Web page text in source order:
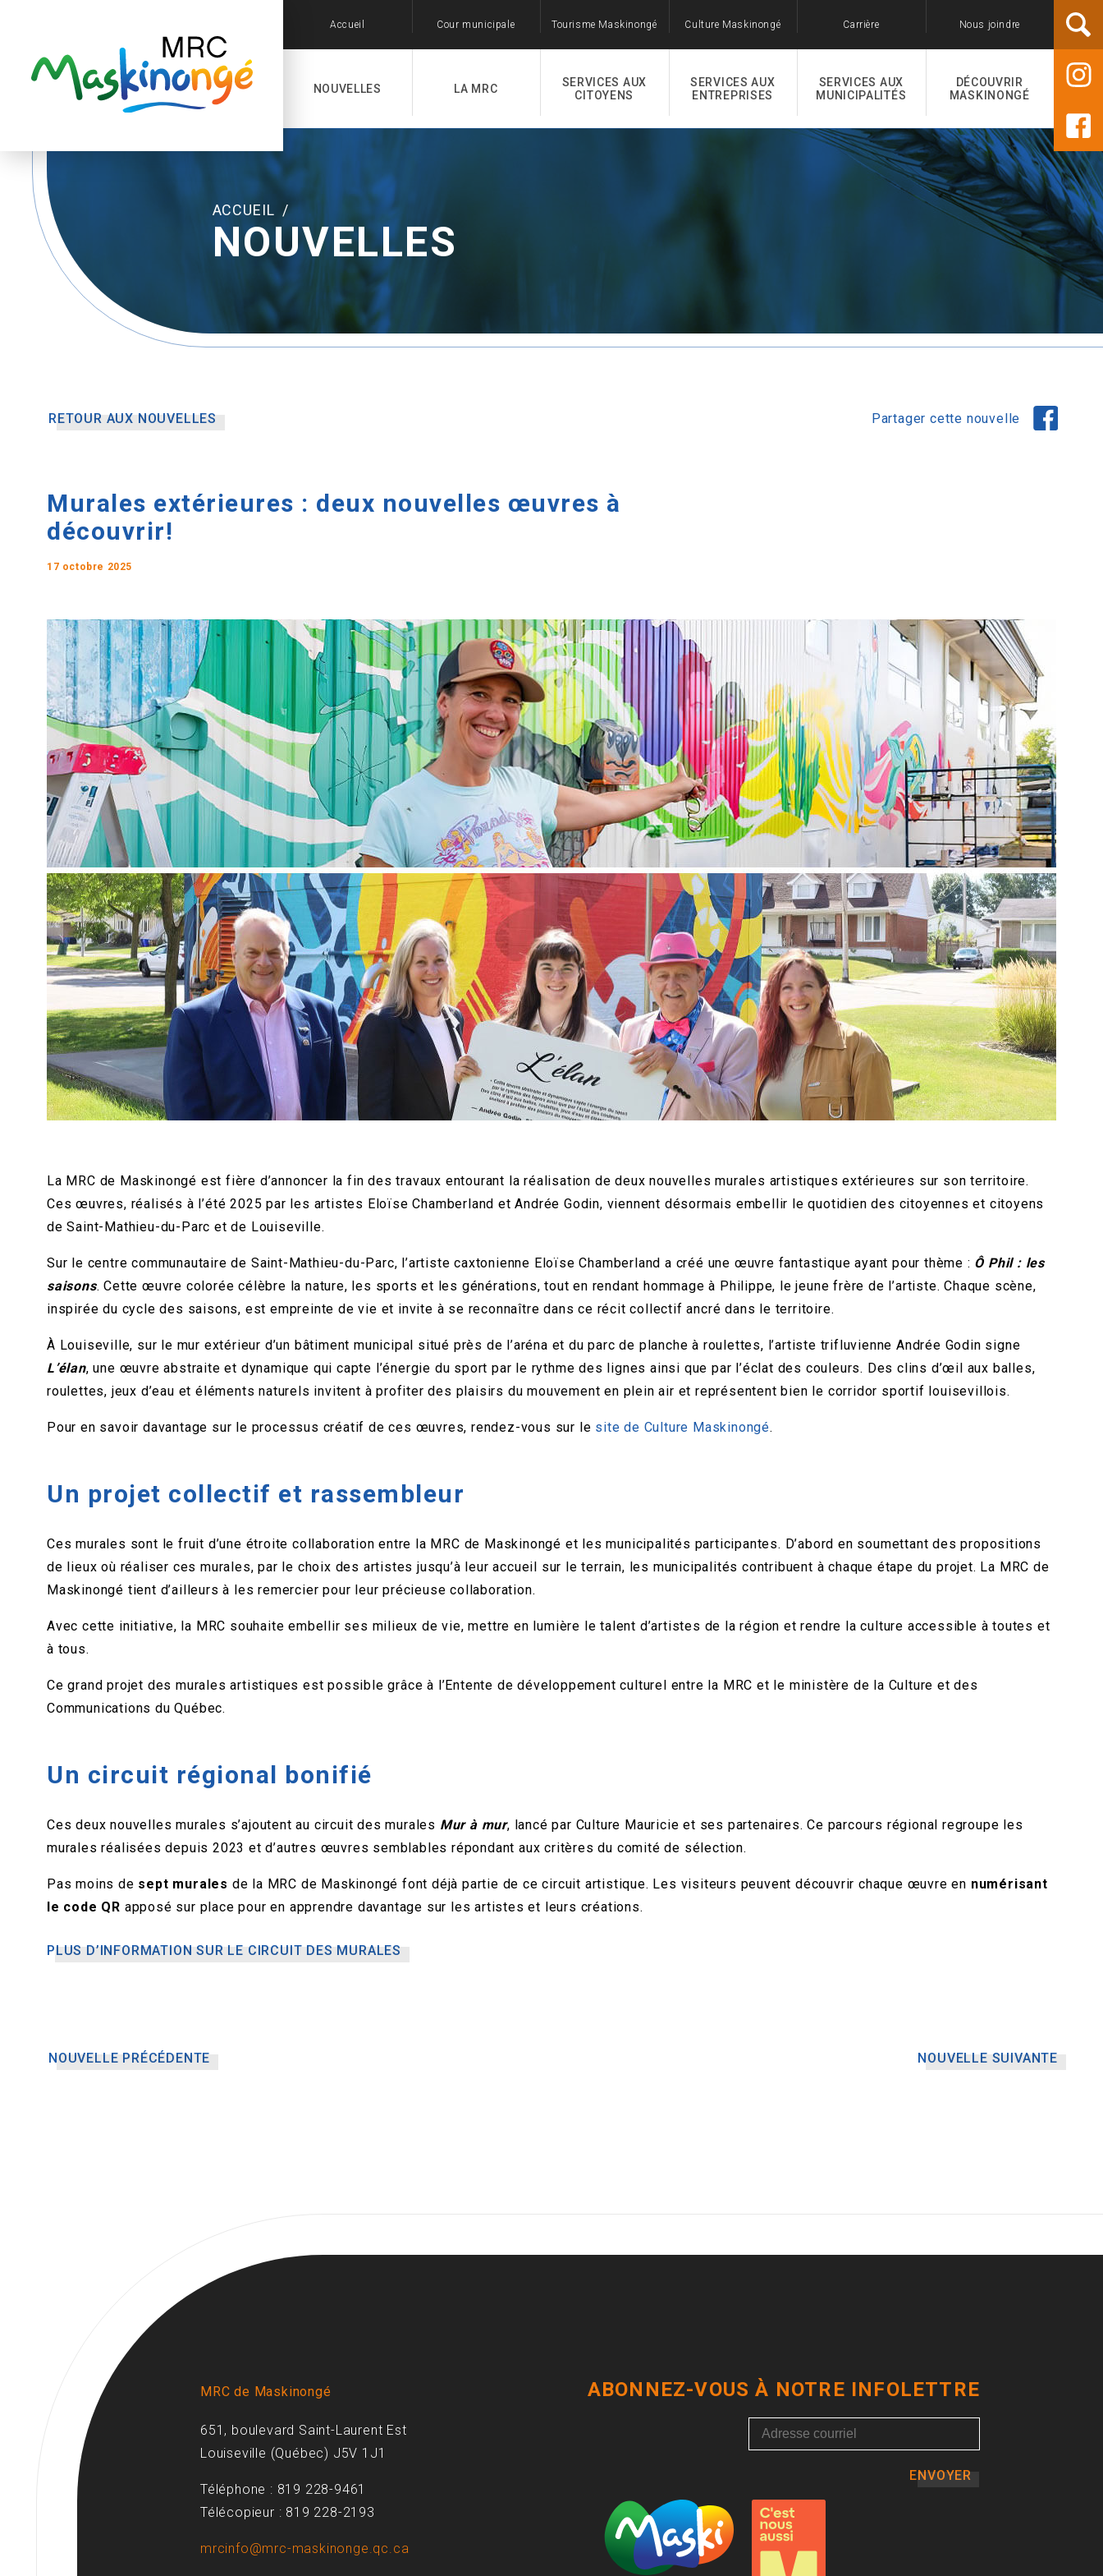
Accueil Cour municipale Tourisme Maskinongé Culture Maskinongé Carrière Nous joindre
NOUVELLES LA MRC
SERVICES AUX
CITOYENS
SERVICES AUX
ENTREPRISES
SERVICES AUX
MUNICIPALITÉS
DÉCOUVRIR
MASKINONGÉ
ACCUEIL /
NOUVELLES
RETOUR AUX NOUVELLES Partager cette nouvelle
Murales extérieures : deux nouvelles œuvres à
découvrir!
17 octobre 2025
La MRC de Maskinongé est fière d’annoncer la fin des travaux entourant la réalisation de deux nouvelles murales artistiques extérieures sur son territoire.
Ces œuvres, réalisés à l’été 2025 par les artistes Eloïse Chamberland et Andrée Godin, viennent désormais embellir le quotidien des citoyennes et citoyens
de Saint-Mathieu-du-Parc et de Louiseville.
Sur le centre communautaire de Saint-Mathieu-du-Parc, l’artiste caxtonienne Eloïse Chamberland a créé une œuvre fantastique ayant pour thème : Ô Phil : les
saisons. Cette œuvre colorée célèbre la nature, les sports et les générations, tout en rendant hommage à Philippe, le jeune frère de l’artiste. Chaque scène,
inspirée du cycle des saisons, est empreinte de vie et invite à se reconnaître dans ce récit collectif ancré dans le territoire.
À Louiseville, sur le mur extérieur d’un bâtiment municipal situé près de l’aréna et du parc de planche à roulettes, l’artiste trifluvienne Andrée Godin signe
L’élan, une œuvre abstraite et dynamique qui capte l’énergie du sport par le rythme des lignes ainsi que par l’éclat des couleurs. Des clins d’œil aux balles,
roulettes, jeux d’eau et éléments naturels invitent à profiter des plaisirs du mouvement en plein air et représentent bien le corridor sportif louisevillois.
Pour en savoir davantage sur le processus créatif de ces œuvres, rendez-vous sur le site de Culture Maskinongé.
Un projet collectif et rassembleur
Ces murales sont le fruit d’une étroite collaboration entre la MRC de Maskinongé et les municipalités participantes. D’abord en soumettant des propositions
de lieux où réaliser ces murales, par le choix des artistes jusqu’à leur accueil sur le terrain, les municipalités contribuent à chaque étape du projet. La MRC de
Maskinongé tient d’ailleurs à les remercier pour leur précieuse collaboration.
Avec cette initiative, la MRC souhaite embellir ses milieux de vie, mettre en lumière le talent d’artistes de la région et rendre la culture accessible à toutes et
à tous.
Ce grand projet des murales artistiques est possible grâce à l’Entente de développement culturel entre la MRC et le ministère de la Culture et des
Communications du Québec.
Un circuit régional bonifié
Ces deux nouvelles murales s’ajoutent au circuit des murales Mur à mur, lancé par Culture Mauricie et ses partenaires. Ce parcours régional regroupe les
murales réalisées depuis 2023 et d’autres œuvres semblables répondant aux critères du comité de sélection.
Pas moins de sept murales de la MRC de Maskinongé font déjà partie de ce circuit artistique. Les visiteurs peuvent découvrir chaque œuvre en numérisant
le code QR apposé sur place pour en apprendre davantage sur les artistes et leurs créations.
PLUS D’INFORMATION SUR LE CIRCUIT DES MURALES
NOUVELLE PRÉCÉDENTE NOUVELLE SUIVANTE
MRC de Maskinongé
651, boulevard Saint-Laurent Est
Louiseville (Québec) J5V 1J1
Téléphone : 819 228-9461
Télécopieur : 819 228-2193
mrcinfo@mrc-maskinonge.qc.ca
ABONNEZ-VOUS À NOTRE INFOLETTRE
ENVOYER